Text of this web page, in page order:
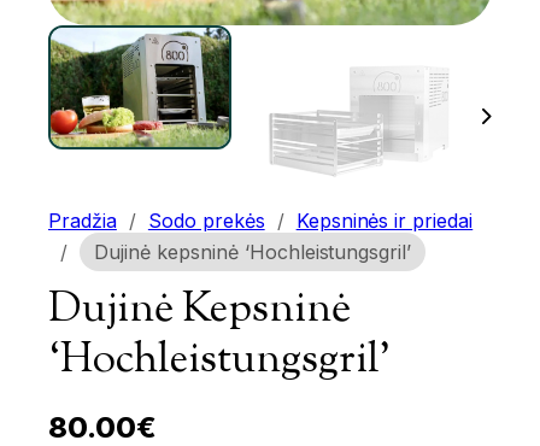
Pradžia / Sodo prekės / Kepsninės ir priedai
/
Dujinė kepsninė ‘Hochleistungsgril’
Dujinė Kepsninė
‘Hochleistungsgril’
80.00€